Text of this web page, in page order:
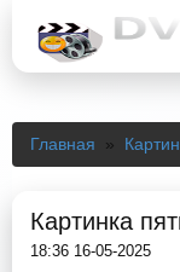
Главная »
Картинка
18:36 16-05-2025